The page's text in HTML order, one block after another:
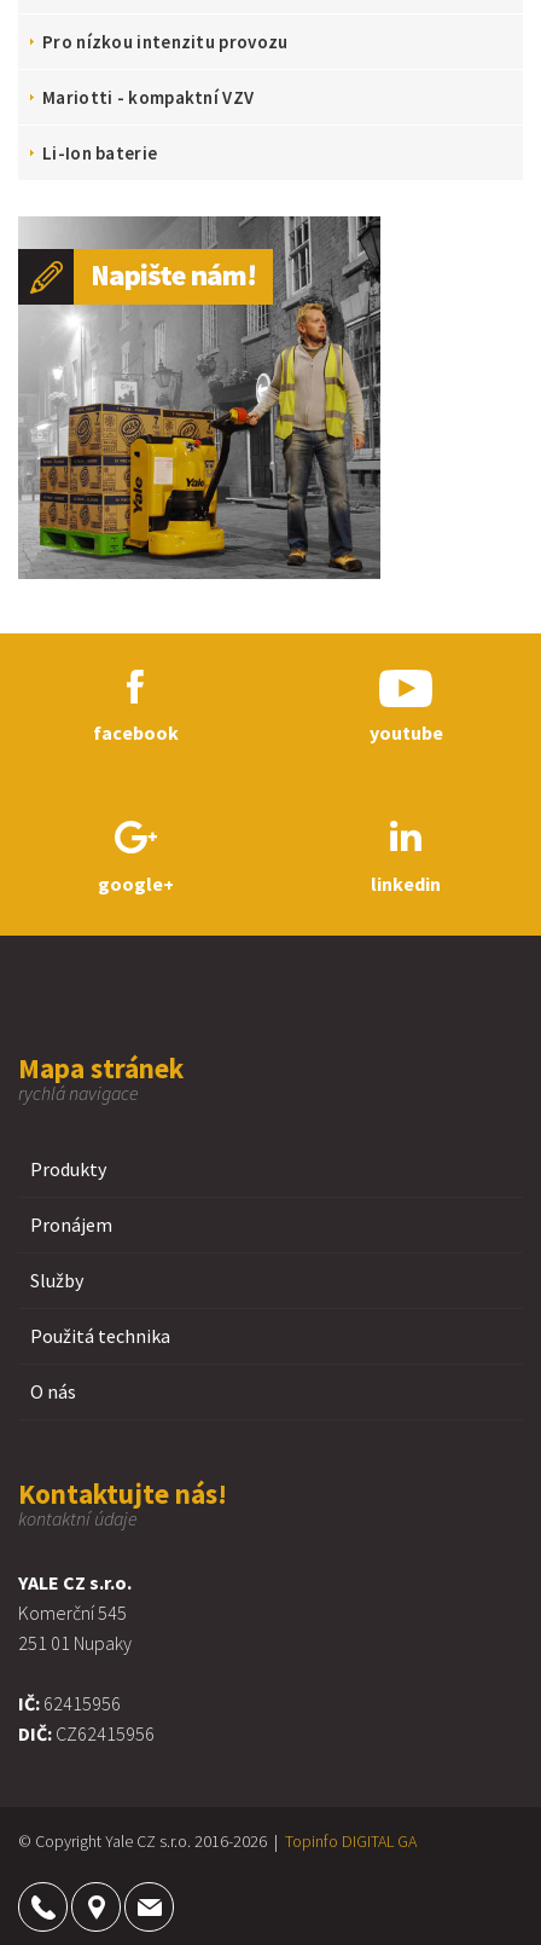
Pro nízkou intenzitu provozu
Mariotti - kompaktní VZV
Li-Ion baterie
facebook youtube
google+ linkedin
Mapa stránek
rychlá navigace
Produkty
Pronájem
Služby
Použitá technika
O nás
Kontaktujte nás!
kontaktní údaje
YALE CZ s.r.o.
Komerční 545
251 01 Nupaky
IČ: 62415956
DIČ: CZ62415956
© Copyright Yale CZ s.r.o. 2016-2026 | Topinfo DIGITAL GA